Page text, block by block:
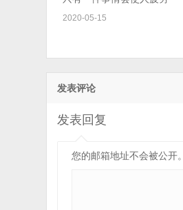
2020-05-15
发表评论
发表回复
您的邮箱地址不会被公开。